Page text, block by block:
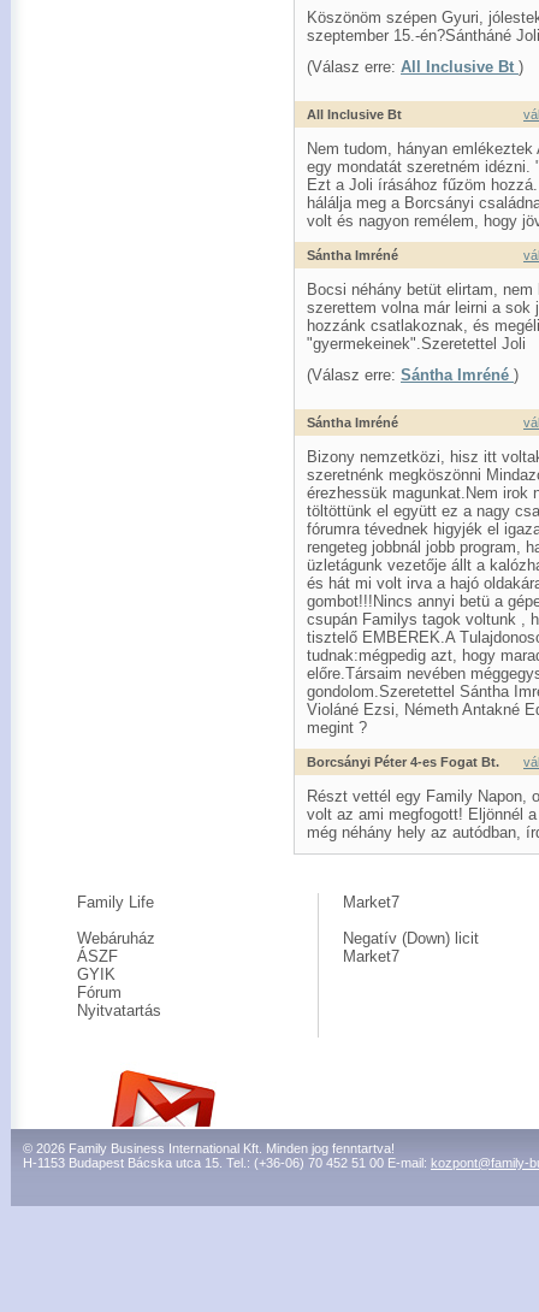
Köszönöm szépen Gyuri,
szeptember 15.-én?Sántháné Joli
(Válasz erre: All Inclusive Bt )
All Inclusive Bt
Nem tudom, hányan
egy mondatát szeretném
Ezt a Joli írásához fűzöm
hálálja meg a Borcsányi
volt és nagyon remélem, hogy
Sántha Imréné
Bocsi néhány betüt elirtam,
szerettem volna már leirni a
hozzánk csatlakoznak, és
"gyermekeinek".Szeretettel Joli
(Válasz erre: Sántha Imréné )
Sántha Imréné
Bizony nemzetközi, hisz itt
szeretnénk megköszönni
érezhessük magunkat.Nem irok
töltöttünk el együtt ez a nagy
fórumra tévednek higyjék el
rengeteg jobbnál jobb program,
üzletágunk vezetője állt a
és hát mi volt irva a hajó
gombot!!!Nincs annyi betü a
csupán Familys tagok voltunk ,
tisztelő EMBEREK.A
tudnak:mégpedig azt, hogy
előre.Társaim nevében
gondolom.Szeretettel Sántha
Violáné Ezsi, Németh Antakné
megint ?
Borcsányi Péter 4-es Fogat Bt.
Részt vettél egy Family Napon,
volt az ami megfogott! Eljönnél
még néhány hely az autódban,
Family Life
Webáruház
ÁSZF
GYIK
Fórum
Nyitvatartás
Market7
Negatív (Down) licit
Market7
© 2026 Family Business International Kft. Minden jog fenntartva!
H-1153 Budapest Bácska utca 15. Tel.: (+36-06) 70 452 51 00 E-mail: kozpont@family-